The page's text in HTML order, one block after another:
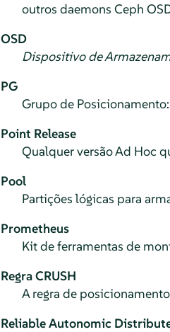
outros daemons Ceph
OSD
Dispositivo de
PG
Grupo de
Point Release
Qualquer versão Ad Hoc
Pool
Partições lógicas para
Prometheus
Kit de ferramentas de
Regra CRUSH
A regra de
Reliable Autonomic